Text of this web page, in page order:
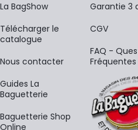
La BagShow
​Télécharger le
catalogue
Nous contacter
Guides La
Baguetterie
Baguetterie Shop
Online
Garantie 3
CGV
FAQ -
Fréquentes